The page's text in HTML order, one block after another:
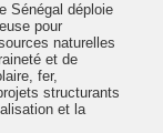
Sénégal déploie
pour
naturelles
et de
fer,
structurants
et la